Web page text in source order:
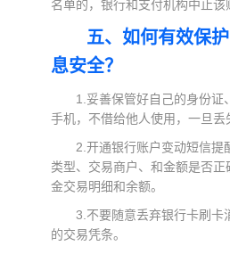
名单的，银行和支付机构中止该
五、如何有效保
息安全？
1.妥善保管好自己的身份证
手机，不借给他人使用，一旦丢
2.开通银行账户变动短信提
类型、交易商户、和金额是否
金交易明细和余额。
3.不要随意丢弃银行卡刷卡
的交易凭条。